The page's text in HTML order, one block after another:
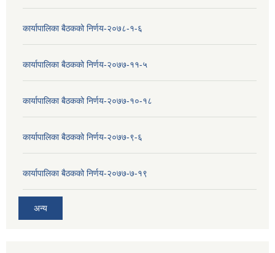
कार्यापालिका बैठकको निर्णय-२०७८-१-६
कार्यापालिका बैठकको निर्णय-२०७७-११-५
कार्यापालिका बैठकको निर्णय-२०७७-१०-१८
कार्यापालिका बैठकको निर्णय-२०७७-९-६
कार्यापालिका बैठकको निर्णय-२०७७-७-१९
अन्य